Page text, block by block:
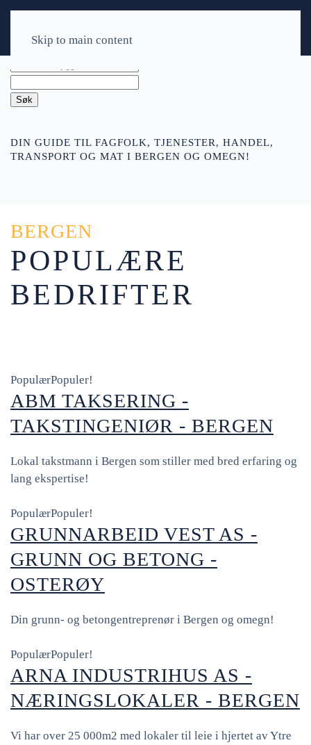
Skip to main content
Søk
DIN GUIDE TIL FAGFOLK, TJENESTER, HANDEL,
TRANSPORT OG MAT I BERGEN OG OMEGN!
BERGEN
POPULÆRE
BEDRIFTER
PopulærPopuler!
ABM TAKSERING -
TAKSTINGENIØR - BERGEN
Lokal takstmann i Bergen som stiller med bred erfaring og
lang ekspertise!
PopulærPopuler!
GRUNNARBEID VEST AS -
GRUNN OG BETONG -
OSTERØY
Din grunn- og betongentreprenør i Bergen og omegn!
PopulærPopuler!
ARNA INDUSTRIHUS AS -
NÆRINGSLOKALER - BERGEN
Vi har over 25 000m2 med lokaler til leie i hjertet av Ytre